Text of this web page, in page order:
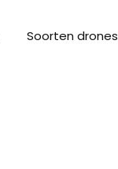
Soorten drones